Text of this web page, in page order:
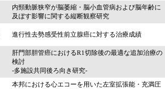
内頸動脈狭窄が脳萎縮・脳小血管病および脳年齢に
及ぼす影響に関する縦断観察研究
進行性去勢感受性前立腺癌に対する治療成績
肝門部胆管癌におけるR1切除後の最適な追加治療の
検討
-多施設共同後ろ向き研究-
本邦における心エコーを用いた左室拡張能・充満圧